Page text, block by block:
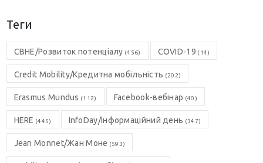
Теги
CBHE/Розвиток потенціалу (456) COVID-19 (14)
Credit Mobility/Кредитна мобільність (202)
Erasmus Mundus (112) Facebook-вебінар (40)
HERE (445) InfoDay/Інформаційний день (347)
Jean Monnet/Жан Моне (593)